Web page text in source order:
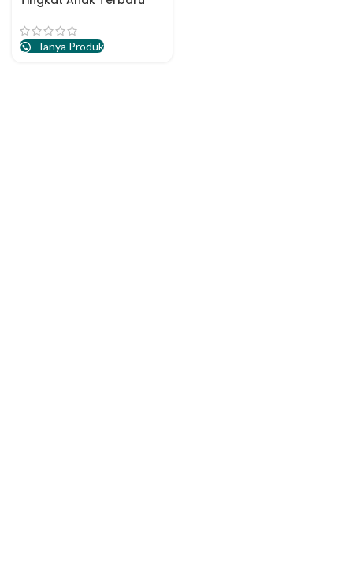
Tanya Produk